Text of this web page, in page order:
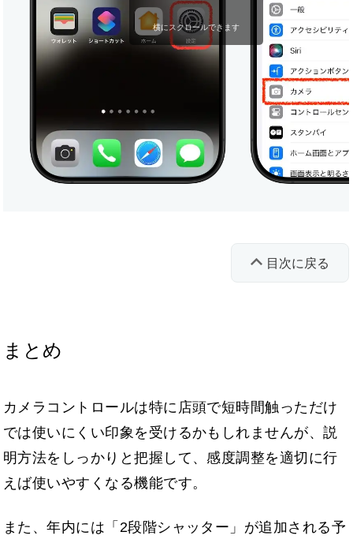
横にスクロールできます
目次に戻る
まとめ
カメラコントロールは特に店頭で短時間触っただけ
では使いにくい印象を受けるかもしれませんが、説
明方法をしっかりと把握して、感度調整を適切に行
えば使いやすくなる機能です。
また、年内には「2段階シャッター」が追加される予